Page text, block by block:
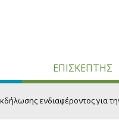
ΕΠΙΣΚΕΠΤΗΣ
ενδιαφέροντος για